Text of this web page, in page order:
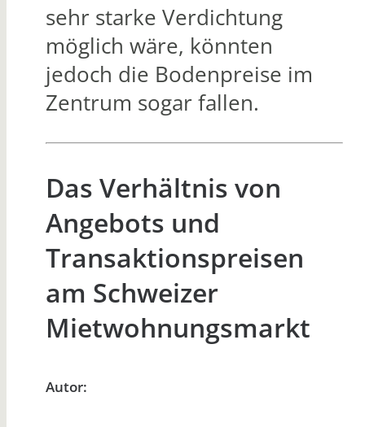
sehr starke Verdichtung
möglich wäre, könnten
jedoch die Bodenpreise im
Zentrum sogar fallen.
Das Verhältnis von
Angebots und
Transaktionspreisen
am Schweizer
Mietwohnungsmarkt
Autor: